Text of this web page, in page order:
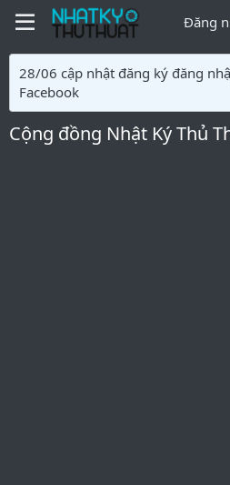
Đăng
28/06 cập nhật đăng ký đăng
Facebook
Cộng đồng Nhật Ký Thủ